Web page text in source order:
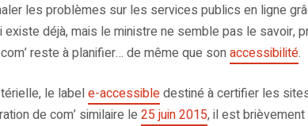
les problèmes sur les services publics en ligne
existe déjà, mais le ministre ne semble pas le savoir,
reste à planifier… de même que sonaccessibilité.
le labele-accessibledestiné à certifier les
de com’ similaire le 25 juin 2015, il est